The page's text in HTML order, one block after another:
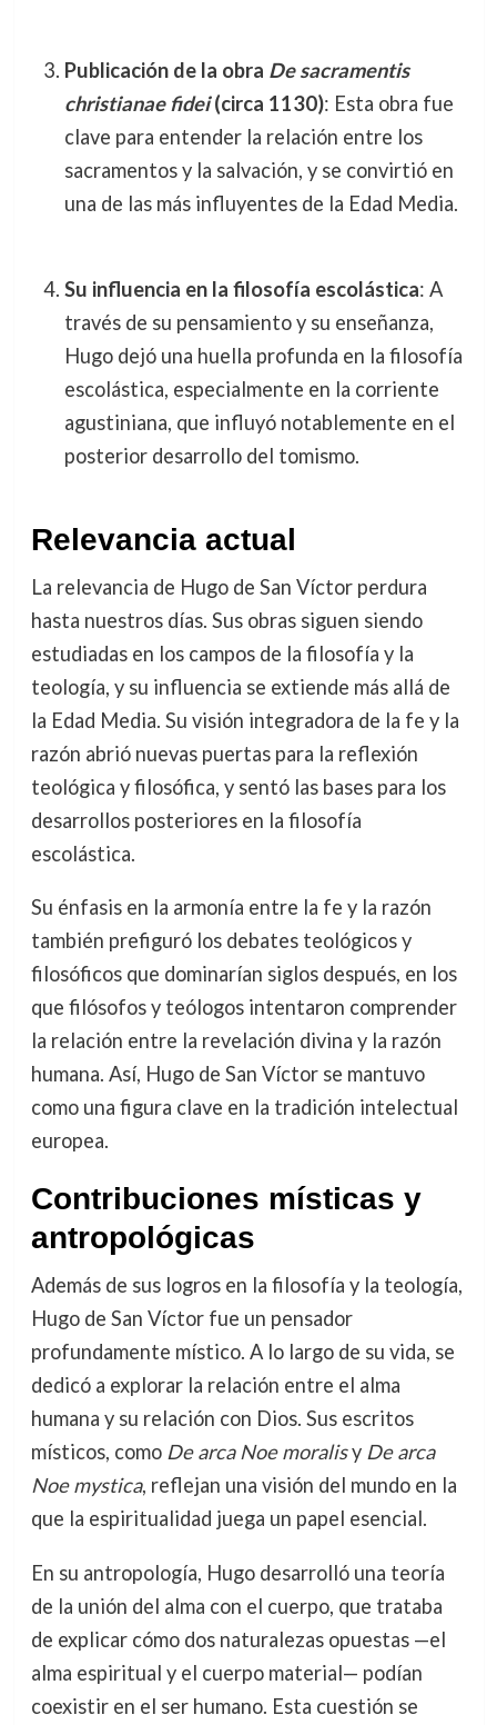
Publicación de la obra De sacramentis
christianae fidei(circa 1130): Esta obra fue
clave para entender la relación entre los
sacramentos y la salvación, y se convirtió en
una de las más influyentes de la Edad Media.
Su influencia en la filosofía escolástica: A
través de su pensamiento y su enseñanza,
Hugo dejó una huella profunda en la filosofía
escolástica, especialmente en la corriente
agustiniana, que influyó notablemente en el
posterior desarrollo del tomismo.
Relevancia actual
La relevancia de Hugo de San Víctor perdura
hasta nuestros días. Sus obras siguen siendo
estudiadas en los campos de la filosofía y la
teología, y su influencia se extiende más allá de
la Edad Media. Su visión integradora de la fe y la
razón abrió nuevas puertas para la reflexión
teológica y filosófica, y sentó las bases para los
desarrollos posteriores en la filosofía
escolástica.
Su énfasis en la armonía entre la fe y la razón
también prefiguró los debates teológicos y
filosóficos que dominarían siglos después, en los
que filósofos y teólogos intentaron comprender
la relación entre la revelación divina y la razón
humana. Así, Hugo de San Víctor se mantuvo
como una figura clave en la tradición intelectual
europea.
Contribuciones místicas y
antropológicas
Además de sus logros en la filosofía y la teología,
Hugo de San Víctor fue un pensador
profundamente místico. A lo largo de su vida, se
dedicó a explorar la relación entre el alma
humana y su relación con Dios. Sus escritos
místicos, como De arca Noe moralisy De arca
Noe mystica, reflejan una visión del mundo en la
que la espiritualidad juega un papel esencial.
En su antropología, Hugo desarrolló una teoría
de la unión del alma con el cuerpo, que trataba
de explicar cómo dos naturalezas opuestas —el
alma espiritual y el cuerpo material— podían
coexistir en el ser humano. Esta cuestión se